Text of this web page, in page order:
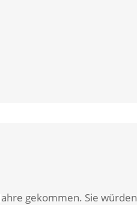
gekommen. Sie würden